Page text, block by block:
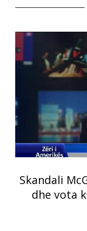
Skandali
dhe vota